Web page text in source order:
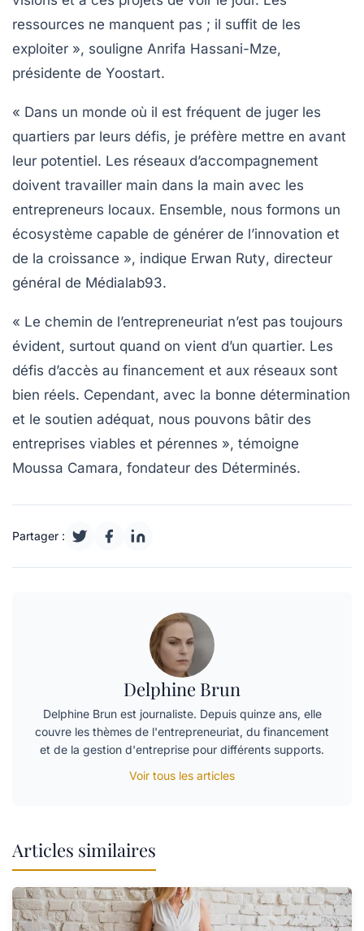
ressources ne manquent pas ; il suffit de les
exploiter », souligne Anrifa Hassani-Mze,
présidente de Yoostart.
« Dans un monde où il est fréquent de juger les
quartiers par leurs défis, je préfère mettre en avant
leur potentiel. Les réseaux d’accompagnement
doivent travailler main dans la main avec les
entrepreneurs locaux. Ensemble, nous formons un
écosystème capable de générer de l’innovation et
de la croissance », indique Erwan Ruty, directeur
général de Médialab93.
« Le chemin de l’entrepreneuriat n’est pas toujours
évident, surtout quand on vient d’un quartier. Les
défis d’accès au financement et aux réseaux sont
bien réels. Cependant, avec la bonne détermination
et le soutien adéquat, nous pouvons bâtir des
entreprises viables et pérennes », témoigne
Moussa Camara, fondateur des Déterminés.
Partager :
Delphine Brun
Delphine Brun est journaliste. Depuis quinze ans, elle
couvre les thèmes de l'entrepreneuriat, du financement
et de la gestion d'entreprise pour différents supports.
Voir tous les articles
Articles similaires